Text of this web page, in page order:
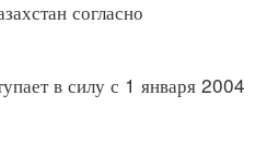
согласно
в силу с 1 января 2004